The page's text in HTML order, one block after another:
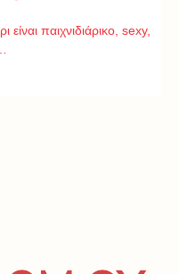
είναι παιχνιδιάρικο, sexy,